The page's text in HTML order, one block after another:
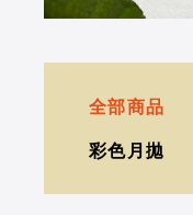
全部商品
彩色月拋